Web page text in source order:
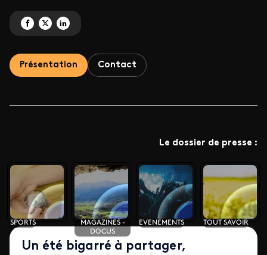
Partagez 'Un été à partager' sur Facebook
Partagez 'Un été à partager' sur X
Partagez 'Un été à partager' sur LinkedIn
Présentation Contact
Le dossier de presse :
SPORTS
MAGAZINES -
DOCUS
EVENEMENTS TOUT SAVOIR
Un été bigarré à partager,